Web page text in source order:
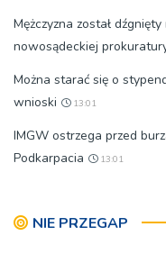
Mężczyzna został
nowosądeckiej
Można starać się o
wnioski
13:01
IMGW ostrzega przed
Podkarpacia
13:01
NIE PRZEGAP